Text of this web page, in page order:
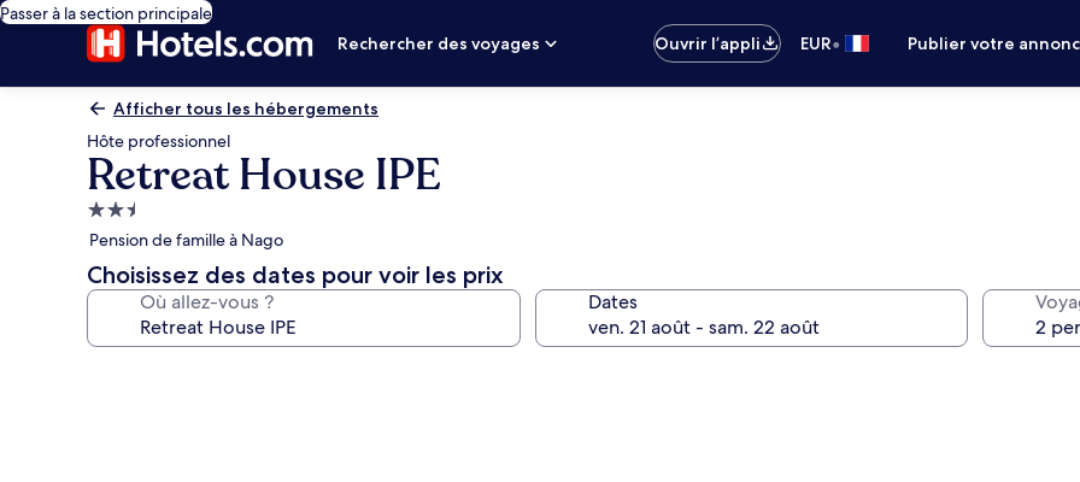
Passer à la section principale
Rechercher des voyages
Ouvrir l’appli EUR• Publier votre
Afficher tous les hébergements
Hôte professionnel
Retreat House IPE
Hébergement
2.5 étoiles
Pension de famille à Nago
Choisissez des dates pour voir les prix
Où allez-vous ? Dates